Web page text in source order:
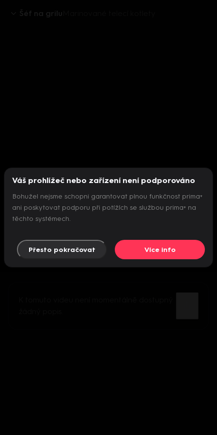
Šéf na grilu
Nepodařilo se inicializovat přehrávač
Váš prohlížeč nebo zařízení není podporováno
Bohužel nejsme schopni garantovat plnou funkčnost prima+
ani poskytovat podporu při potížích se službou prima+ na
těchto systémech.
Přesto pokračovat Více info